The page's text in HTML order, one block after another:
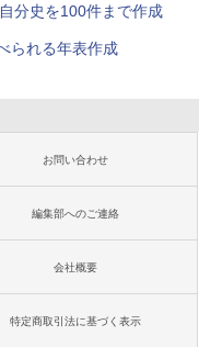
分史を100件まで作成
られる年表作成
お問い合わせ
編集部へのご連絡
会社概要
特定商取引法に基づく表示